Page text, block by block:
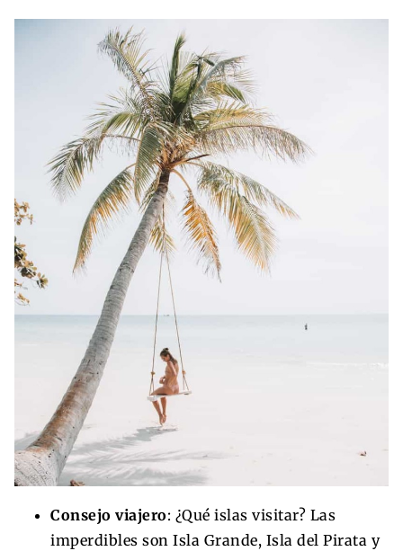
Consejo viajero: ¿Qué islas visitar? Las
imperdibles son Isla Grande, Isla del Pirata y